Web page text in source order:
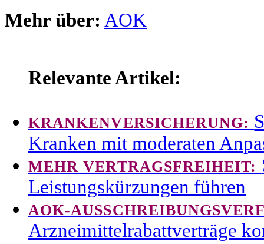
Mehr über: AOK
Relevante Artikel:
KRANKENVERSICHERUNG:
Kranken mit moderaten
MEHR VERTRAGSFREIHEIT:
Leistungskürzungen führen
AOK-
Arzneimittelrabattverträge